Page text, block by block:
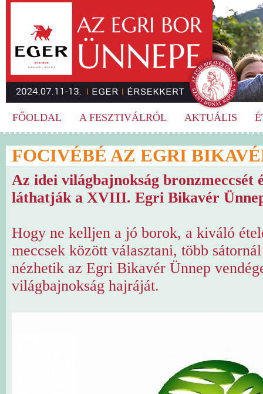
FŐOLDAL A FESZTIVÁLRÓL AKTUÁLIS
FOCIVÉBÉ AZ EGRI
Az idei világbajnokság bronzmeccsét
láthatják a XVIII. Egri Bikavér
Hogy ne kelljen a jó borok, a kiváló
meccsek között választani, több
nézhetik az Egri Bikavér Ünnep
világbajnokság hajráját.